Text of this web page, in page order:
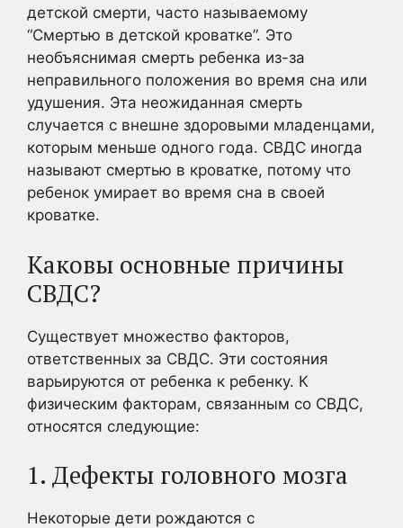
детской смерти, часто называемому
“Смертью в детской кроватке”. Это
необъяснимая смерть ребенка из-за
неправильного положения во время сна или
удушения. Эта неожиданная смерть
случается с внешне здоровыми младенцами,
которым меньше одного года. СВДС иногда
называют смертью в кроватке, потому что
ребенок умирает во время сна в своей
кроватке.
Каковы основные причины
СВДС?
Существует множество факторов,
ответственных за СВДС. Эти состояния
варьируются от ребенка к ребенку. К
физическим факторам, связанным со СВДС,
относятся следующие:
1. Дефекты головного мозга
Некоторые дети рождаются с